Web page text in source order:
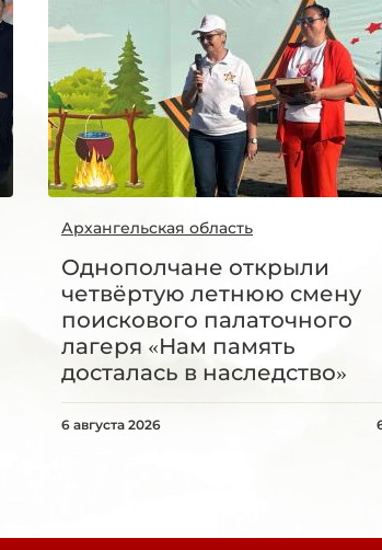
Архангельская область
Однополчане открыли
четвёртую летнюю смену
поискового палаточного
лагеря «Нам память
досталась в наследство»
6 августа 2026